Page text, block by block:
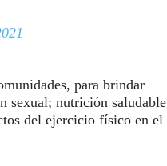
para brindar
sexual; nutrición saludable
del ejercicio físico en el